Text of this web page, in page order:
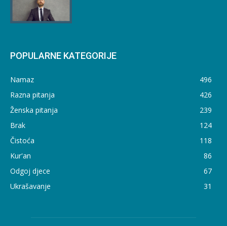
POPULARNE KATEGORIJE
Namaz
496
Razna pitanja
426
Ženska pitanja
239
Brak
124
Čistoća
118
Kur'an
86
Odgoj djece
67
Ukrašavanje
31